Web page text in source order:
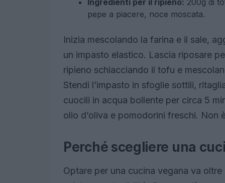
Ingredienti per il ripieno: 200g di
pepe a piacere, noce moscata.
Inizia mescolando la farina e il sale,
un impasto elastico. Lascia riposare
ripieno schiacciando il tofu e
Stendi l’impasto in sfoglie sottili,
cuocili in acqua bollente per circa 5
olio d’oliva e pomodorini freschi. Non
Perché scegliere una
Optare per una cucina vegana va